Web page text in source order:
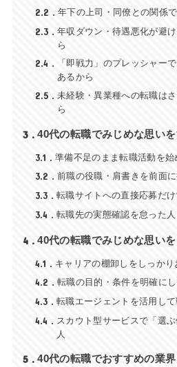
2.2 年下の上司・同僚との関係
2.3
年収ダウン・待遇悪化が避
ら
2.4
「即戦力」のプレッシャー
あるから
2.5
未経験・異業種への転職は
ら
3 40代の転職でみじめな思い
3.1 準備不足のまま転職活動を始
3.2 前職の役職・肩書きを前面
3.3 転職サイトへの直接応募だ
3.4 転職先の実態確認を怠った人
4 40代の転職でみじめな思い
4.1 キャリアの棚卸しをしっかり
4.2 転職の目的・条件を明確に
4.3 転職エージェントを活用し
4.4
スカウト型サービスで「選
人
5 40代の転職でおすすめの業